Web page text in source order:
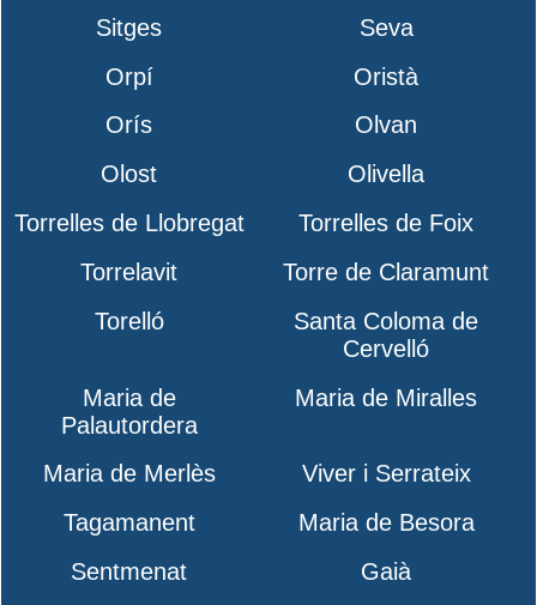
Sitges
Seva
Orpí
Oristà
Orís
Olvan
Olost
Olivella
Torrelles de Llobregat
Torrelles de Foix
Torrelavit
Torre de Claramunt
Torelló
Santa Coloma de
Cervelló
Maria de
Palautordera
Maria de Miralles
Maria de Merlès
Viver i Serrateix
Tagamanent
Maria de Besora
Sentmenat
Gaià